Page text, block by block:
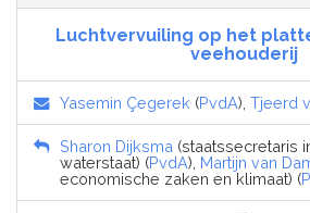
Luchtvervuiling op het
veehouderij
Yasemin Çegerek (PvdA), Tjeerd
Sharon Dijksma (staatssecretaris
waterstaat) (PvdA), Martijn van
economische zaken en klimaat) (